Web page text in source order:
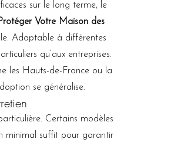
sur le long terme, le
Protéger Votre Maison des
Adaptable à différentes
qu’aux entreprises.
les Hauts-de-France ou la
se généralise.
Certains modèles
minimal suffit pour garantir